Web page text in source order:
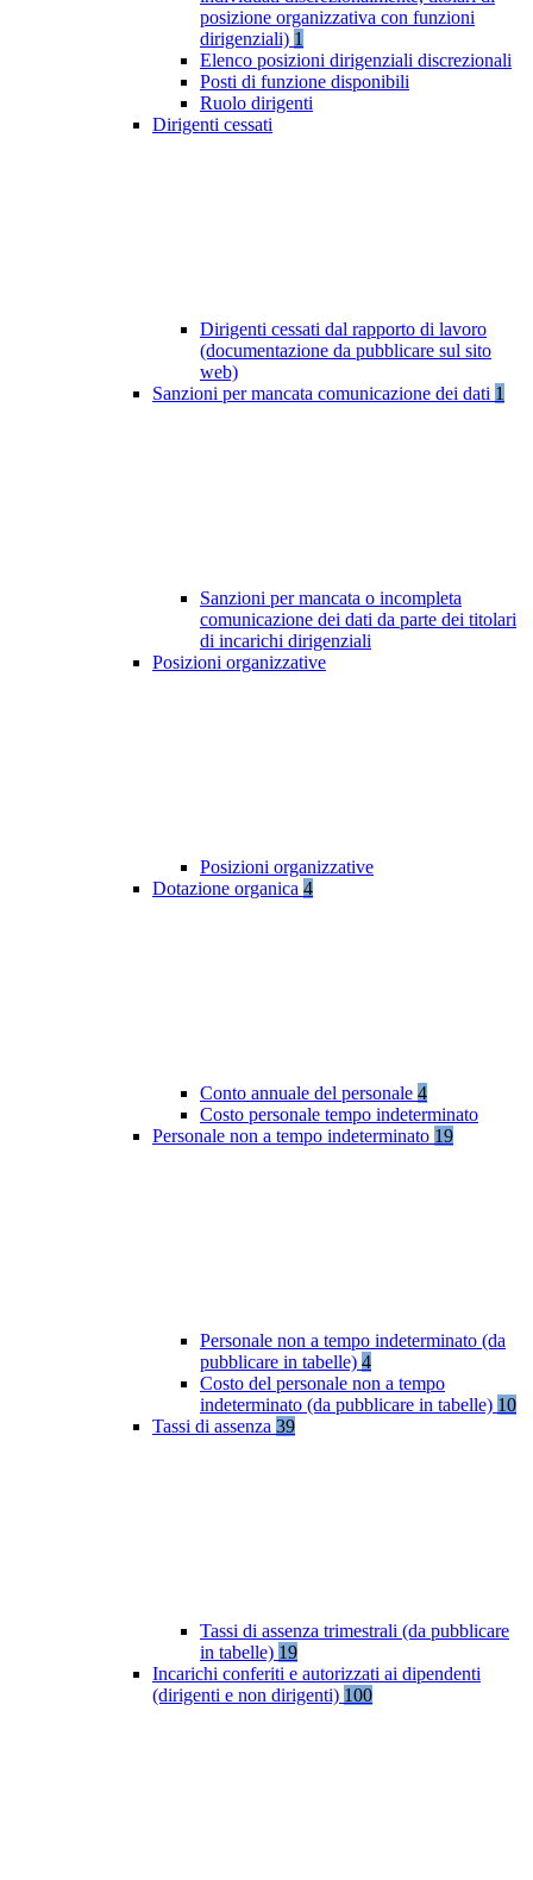
posizione organizzativa con funzioni
dirigenziali) 1
Elenco posizioni dirigenziali discrezionali
Posti di funzione disponibili
Ruolo dirigenti
Dirigenti cessati
Dirigenti cessati dal rapporto di lavoro
(documentazione da pubblicare sul sito
web)
Sanzioni per mancata comunicazione dei dati 1
Sanzioni per mancata o incompleta
comunicazione dei dati da parte dei titolari
di incarichi dirigenziali
Posizioni organizzative
Posizioni organizzative
Dotazione organica 4
Conto annuale del personale 4
Costo personale tempo indeterminato
Personale non a tempo indeterminato 19
Personale non a tempo indeterminato (da
pubblicare in tabelle) 4
Costo del personale non a tempo
indeterminato (da pubblicare in tabelle) 10
Tassi di assenza 39
Tassi di assenza trimestrali (da pubblicare
in tabelle) 19
Incarichi conferiti e autorizzati ai dipendenti
(dirigenti e non dirigenti) 100